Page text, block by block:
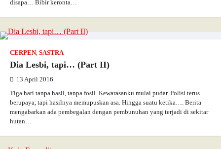
disapa… Bibir keronta…
CERPEN, SASTRA
Dia Lesbi, tapi… (Part II)
13 April 2016
Tiga hari tanpa hasil, tanpa fosil. Kewarasanku mulai pudar. Polisi terus
berupaya, tapi hasilnya memupuskan asa. Hingga suatu ketika…. Berita
mengabarkan ada pembegalan dengan pembunuhan yang terjadi di sekitar
hutan…